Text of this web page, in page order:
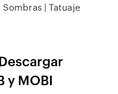
| Tatuaje
y MOBI